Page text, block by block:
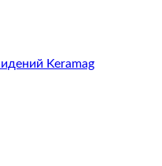
Keramag